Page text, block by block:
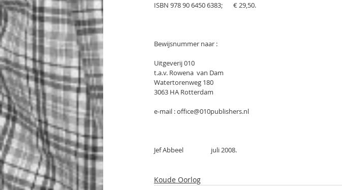
ISBN 978 90 6450 6383;       € 29,50.
Bewijsnummer naar :
Uitgeverij 010
t.a.v. Rowena  van Dam
Watertorenweg 180
3063 HA Rotterdam
e-mail : office@010publishers.nl
Jef Abbeel                  juli 2008.
Koude Oorlog